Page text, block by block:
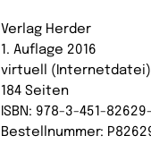
Verlag Herder
1. Auflage 2016
virtuell (Internetdatei)
184 Seiten
ISBN: 978-3-451-
Bestellnummer: